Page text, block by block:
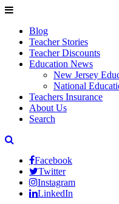
Blog
Teacher Stories
Teacher Discounts
Education News
New Jersey
National
Teachers Insurance
About Us
Search
Facebook
Twitter
Instagram
LinkedIn